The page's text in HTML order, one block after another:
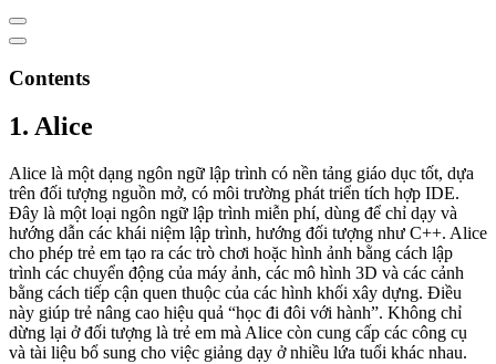
Contents
1. Alice
Alice là một dạng ngôn ngữ lập trình có nền tảng giáo dục tốt, dựa
trên đối tượng nguồn mở, có môi trường phát triển tích hợp IDE.
Đây là một loại ngôn ngữ lập trình miễn phí, dùng để chỉ dạy và
hướng dẫn các khái niệm lập trình, hướng đối tượng như C++. Alice
cho phép trẻ em tạo ra các trò chơi hoặc hình ảnh bằng cách lập
trình các chuyển động của máy ảnh, các mô hình 3D và các cảnh
bằng cách tiếp cận quen thuộc của các hình khối xây dựng. Điều
này giúp trẻ nâng cao hiệu quả “học đi đôi với hành”. Không chỉ
dừng lại ở đối tượng là trẻ em mà Alice còn cung cấp các công cụ
và tài liệu bổ sung cho việc giảng dạy ở nhiều lứa tuổi khác nhau.